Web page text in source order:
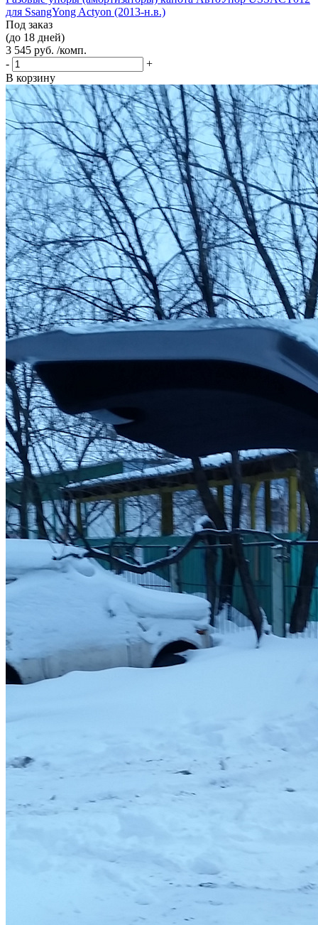
для SsangYong Actyon (2013-н.в.)
Под заказ
(до 18 дней)
3 545 руб. /комп.
-
+
В корзину